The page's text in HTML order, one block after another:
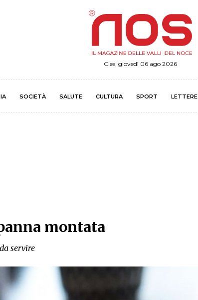
Cles, giovedì 06 ago 2026
SOCIETÀ SALUTE CULTURA SPORT LETTERE
montata
servire